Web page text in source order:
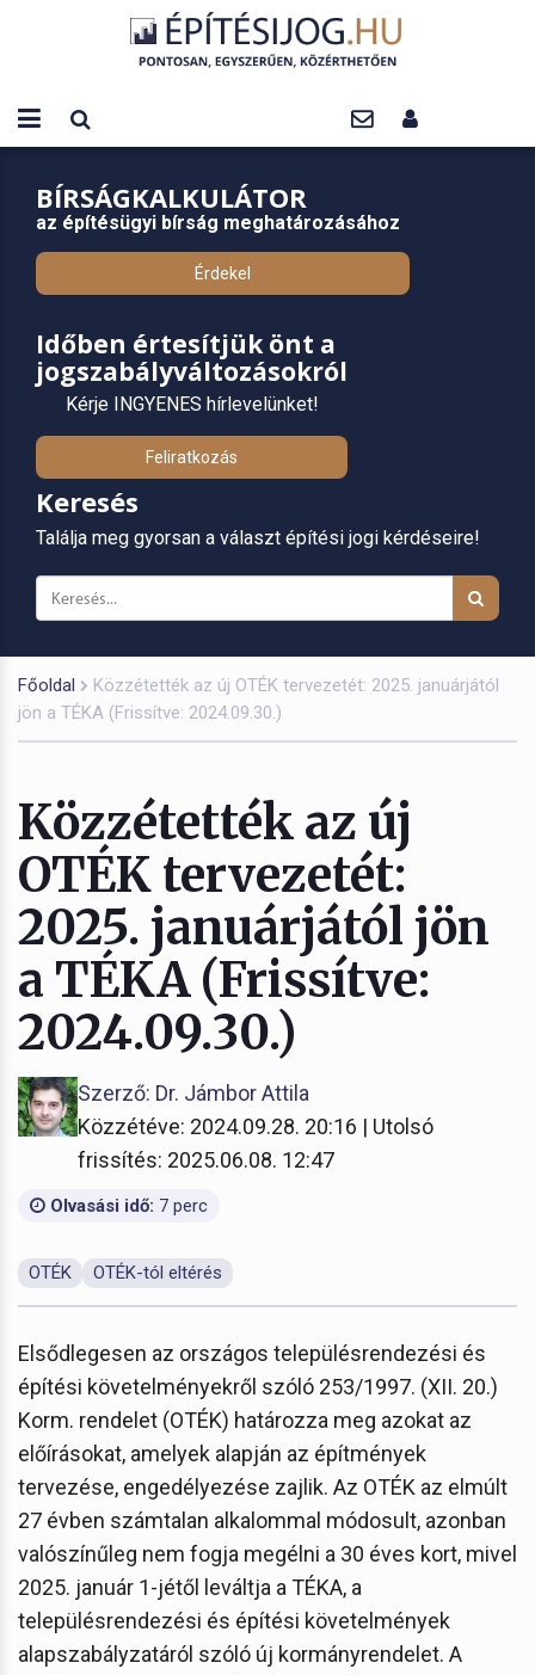
BÍRSÁGKALKULÁTOR
az építésügyi bírság meghatározásához
Érdekel
Időben értesítjük önt a
jogszabályváltozásokról
Kérje INGYENES hírlevelünket!
Feliratkozás
Keresés
Találja meg gyorsan a választ építési jogi kérdéseire!
Főoldal
Közzétették az új OTÉK tervezetét: 2025. januárjától
jön a TÉKA (Frissítve: 2024.09.30.)
Közzétették az új
OTÉK tervezetét:
2025. januárjától jön
a TÉKA (Frissítve:
2024.09.30.)
Szerző: Dr. Jámbor Attila
Közzétéve: 2024.09.28. 20:16 | Utolsó
frissítés: 2025.06.08. 12:47
Olvasási idő: 7 perc
OTÉK OTÉK-tól eltérés
Elsődlegesen az országos településrendezési és
építési követelményekről szóló 253/1997. (XII. 20.)
Korm. rendelet (OTÉK) határozza meg azokat az
előírásokat, amelyek alapján az építmények
tervezése, engedélyezése zajlik. Az OTÉK az elmúlt
27 évben számtalan alkalommal módosult, azonban
valószínűleg nem fogja megélni a 30 éves kort, mivel
2025. január 1-jétől leváltja a TÉKA, a
településrendezési és építési követelmények
alapszabályzatáról szóló új kormányrendelet. A